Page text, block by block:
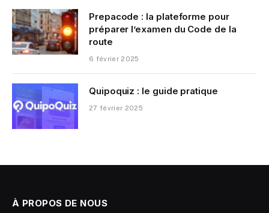
Prepacode : la plateforme pour
préparer l’examen du Code de la
route
6 février 2025
Quipoquiz : le guide pratique
27 février 2025
À PROPOS DE NOUS